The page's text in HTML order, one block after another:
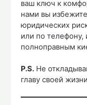
ваш ключ к
нами вы
юридических
или по телефону,
полноправным
P.S. Не
главу своей